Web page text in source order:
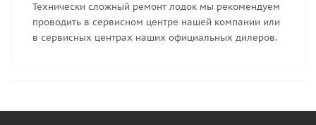
Технически сложный ремонт лодок мы рекомендуем
проводить в сервисном центре нашей компании или
в сервисных центрах наших официальных дилеров.